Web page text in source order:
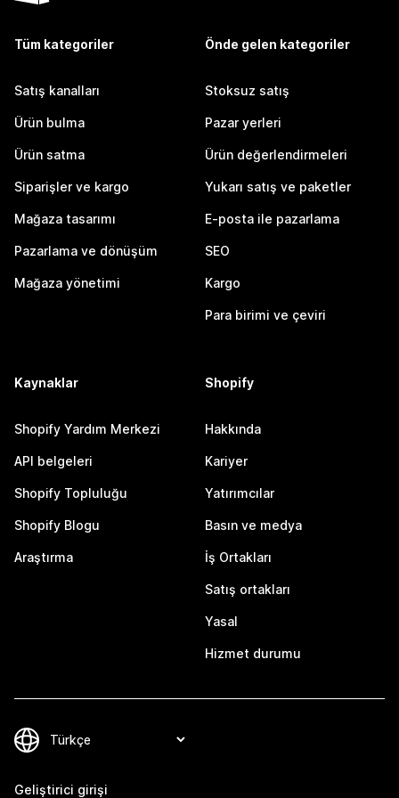
Tüm kategoriler
Satış kanalları
Ürün bulma
Ürün satma
Siparişler ve kargo
Mağaza tasarımı
Pazarlama ve dönüşüm
Mağaza yönetimi
Önde gelen kategoriler
Stoksuz satış
Pazar yerleri
Ürün değerlendirmeleri
Yukarı satış ve paketler
E-posta ile pazarlama
SEO
Kargo
Para birimi ve çeviri
Kaynaklar
Shopify Yardım Merkezi
API belgeleri
Shopify Topluluğu
Shopify Blogu
Araştırma
Shopify
Hakkında
Kariyer
Yatırımcılar
Basın ve medya
İş Ortakları
Satış ortakları
Yasal
Hizmet durumu
Geliştirici girişi